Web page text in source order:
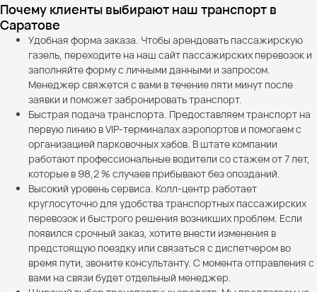
Почему клиенты выбирают наш транспорт в
Саратове
Удобная форма заказа. Чтобы арендовать пассажирскую
газель, переходите на наш сайт пассажирских перевозок и
заполняйте форму с личными данными и запросом.
Менеджер свяжется с вами в течение пяти минут после
заявки и поможет забронировать транспорт.
Быстрая подача транспорта. Предоставляем транспорт на
первую линию в VIP-терминалах аэропортов и помогаем с
организацией парковочных хабов. В штате компании
работают профессиональные водители со стажем от 7 лет,
которые в 98,2 % случаев прибывают без опозданий.
Высокий уровень сервиса. Колл-центр работает
круглосуточно для удобства транспортных пассажирских
перевозок и быстрого решения возникших проблем. Если
появился срочный заказ, хотите внести изменения в
предстоящую поездку или связаться с диспетчером во
время пути, звоните консультанту. С момента отправления с
вами на связи будет отдельный менеджер.